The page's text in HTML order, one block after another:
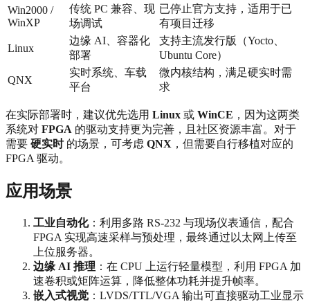
Win2000 /
WinXP
传统 PC 兼容、现
场调试
已停止官方支持，适用于已
有项目迁移
Linux
边缘 AI、容器化
部署
支持主流发行版（Yocto、
Ubuntu Core）
QNX
实时系统、车载
平台
微内核结构，满足硬实时需
求
在实际部署时，建议优先选用 Linux 或 WinCE ，因为这两类
系统对 FPGA 的驱动支持更为完善，且社区资源丰富。对于
需要 硬实时的场景，可考虑 QNX ，但需要自行移植对应的
FPGA 驱动。
应用场景
工业自动化：利用多路 RS‑232 与现场仪表通信，配合
FPGA 实现高速采样与预处理，最终通过以太网上传至
上位服务器。
边缘 AI 推理 ：在 CPU 上运行轻量模型，利用 FPGA 加
速卷积或矩阵运算，降低整体功耗并提升帧率。
嵌入式视觉 ：LVDS/TTL/VGA 输出可直接驱动工业显示